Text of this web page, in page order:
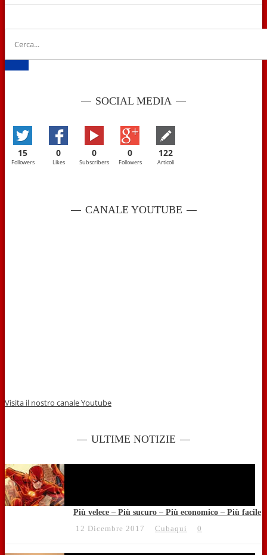
SOCIAL MEDIA
15
Followers
0
Likes
0
Subscribers
0
Followers
122
Articoli
CANALE YOUTUBE
Visita il nostro canale Youtube
ULTIME NOTIZIE
Più velece – Più sucuro – Più economico – Più facile
12 Dicembre 2017
Cubaqui 0